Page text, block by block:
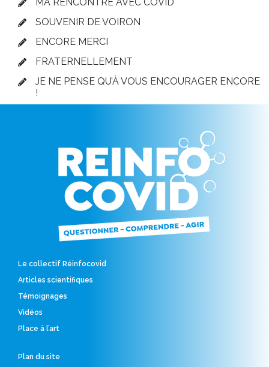
MA RENCONTRE AVEC COVID
SOUVENIR DE VOIRON
ENCORE MERCI
FRATERNELLEMENT
JE NE PENSE QU’À VOUS ENCOURAGER ENCORE
!
Le collectif Réinfocovid
Articles scientifiques
Témoignages
Vidéos
Place à l’art
Plan du site